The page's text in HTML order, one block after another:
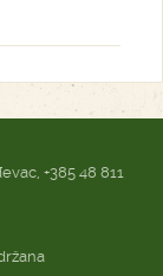
+385 48 811